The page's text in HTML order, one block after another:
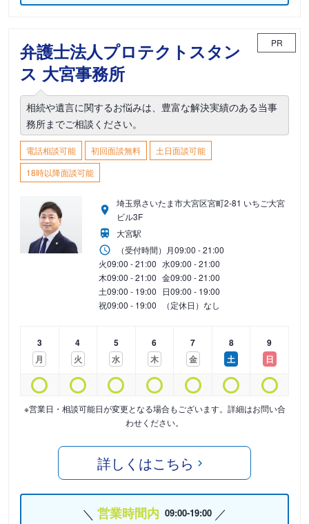
弁護士法人プロテクトスタン
ス 大宮事務所
PR
相続や遺言に関するお悩みは、豊富な解決実績のある当事
務所までご相談ください。
電話相談可能 初回面談無料
土日面談可能
18時以降面談可能
埼玉県さいたま市大宮区宮町2-81 いちご大宮
ビル3F
大宮駅
（受付時間） 月09:00 - 21:00
火09:00 - 21:00 水09:00 - 21:00
木09:00 - 21:00 金09:00 - 21:00
土09:00 - 19:00 日09:00 - 19:00
祝09:00 - 19:00 （定休日）なし
3
月
4
火
5
水
6
木
7
金
8
土
9
日
※営業日・相談可能日が変更となる場合もございます。詳細はお問い合
わせください。
詳しくはこちら
営業時間内 09:00-19:00